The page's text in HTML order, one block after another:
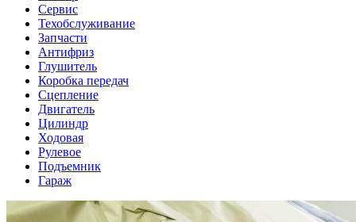
Сервис
Техобслуживание
Запчасти
Антифриз
Глушитель
Коробка передач
Сцепление
Двигатель
Цилиндр
Ходовая
Рулевое
Подъемник
Гараж